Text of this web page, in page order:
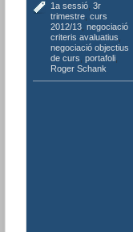
1a sessió, 3r
trimestre, curs
2012/13, negociació
criteris avaluatius
negociació objectius
de curs portafoli,
Roger Schank